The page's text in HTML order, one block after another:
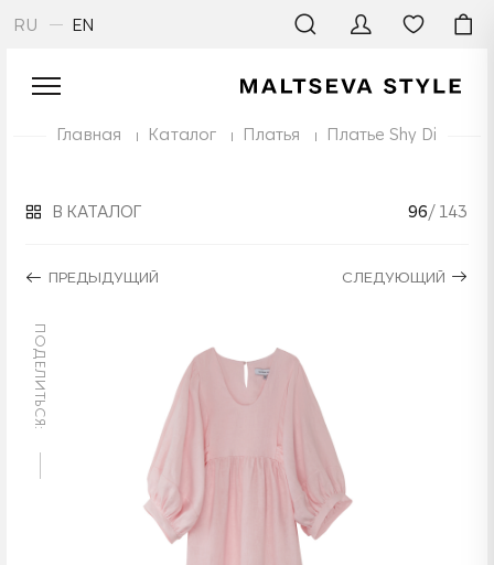
RU EN
Главная Каталог Платья Платье Shy Di
В КАТАЛОГ
ПРЕДЫДУЩИЙ
96/ 143
СЛЕДУЮЩИЙ
ПОДЕЛИТЬСЯ: